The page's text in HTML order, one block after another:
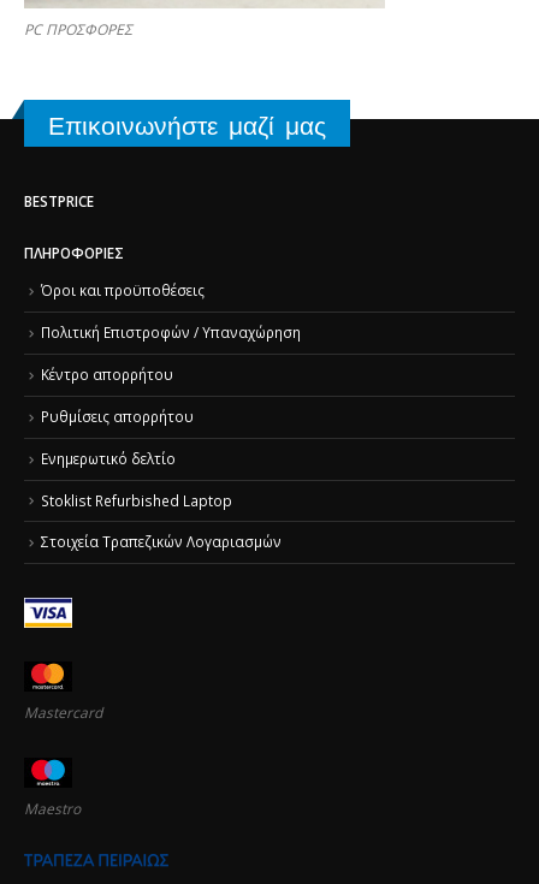
PC ΠΡΟΣΦΟΡΕΣ
Επικοινωνήστε μαζί μας
BESTPRICE
ΠΛΗΡΟΦΟΡΊΕΣ
Όροι και προϋποθέσεις
Πολιτική Επιστροφών / Υπαναχώρηση
Κέντρο απορρήτου
Ρυθμίσεις απορρήτου
Ενημερωτικό δελτίο
Stoklist Refurbished Laptop
Στοιχεία Τραπεζικών Λογαριασμών
Mastercard
Maestro